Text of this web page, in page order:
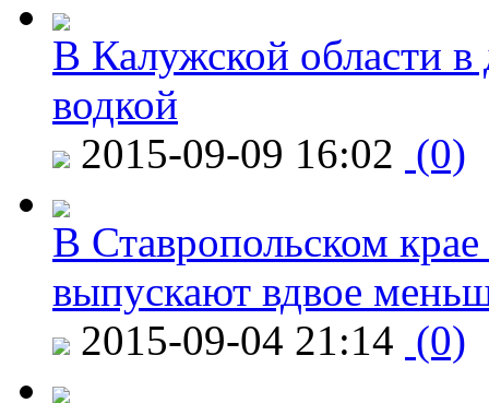
В Калужской области в
водкой
2015-09-09 16:02 (0)
В Ставропольском
выпускают вдвое
2015-09-04 21:14 (0)